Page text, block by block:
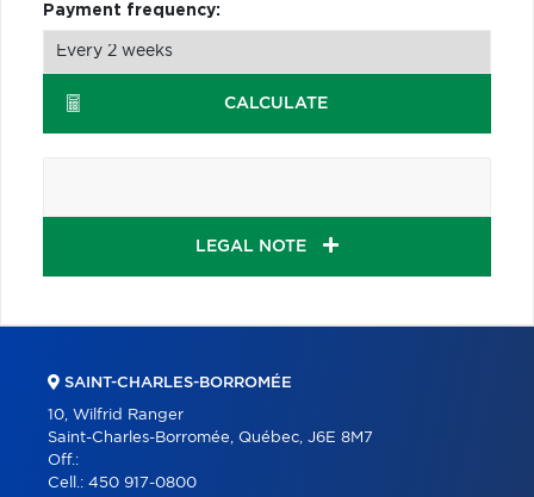
Payment frequency:
CALCULATE
LEGAL NOTE
SAINT-CHARLES-BORROMÉE
10, Wilfrid Ranger
Saint-Charles-Borromée, Québec, J6E 8M7
Off.:
Cell.: 450 917-0800